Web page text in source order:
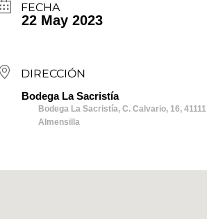
FECHA
22 May 2023
DIRECCIÓN
Bodega La Sacristía
Bodega La Sacristía, C. Calvario, 16, 41111
Almensilla